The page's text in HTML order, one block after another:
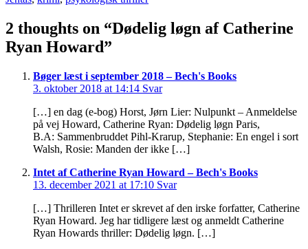
2 thoughts on “Dødelig løgn af Catherine
Ryan Howard”
Bøger læst i september 2018 – Bech's Books
3. oktober 2018 at 14:14 Svar
[…] en dag (e-bog) Horst, Jørn Lier: Nulpunkt – Anmeldelse
på vej Howard, Catherine Ryan: Dødelig løgn Paris,
B.A: Sammenbruddet Pihl-Krarup, Stephanie: En engel i sort
Walsh, Rosie: Manden der ikke […]
Intet af Catherine Ryan Howard – Bech's Books
13. december 2021 at 17:10 Svar
[…] Thrilleren Intet er skrevet af den irske forfatter, Catherine
Ryan Howard. Jeg har tidligere læst og anmeldt Catherine
Ryan Howards thriller: Dødelig løgn. […]